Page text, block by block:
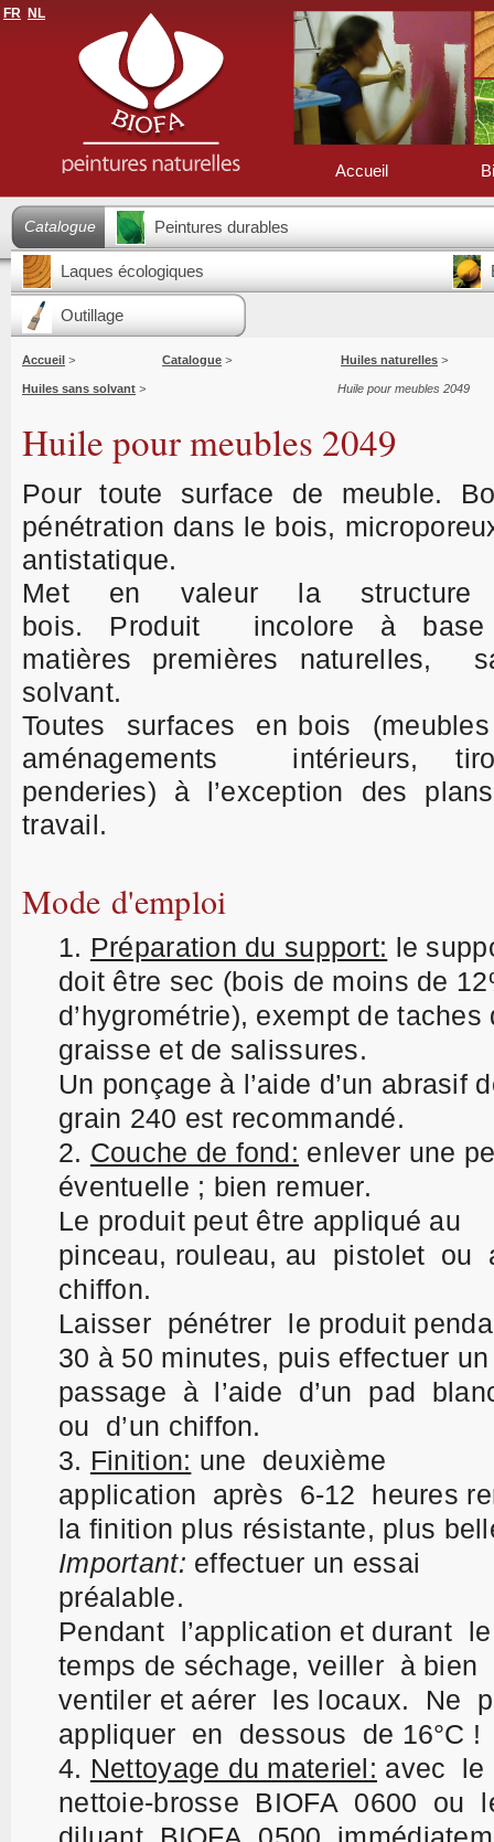
FR NL
Accueil
Catalogue Peintures durables
Laques écologiques
Outillage
Accueil > Catalogue > Huiles naturelles >
Huiles sans solvant > Huile pour meubles 2049
Huile pour meubles 2049
Pour toute surface de meuble.
pénétration dans le bois,
antistatique.
Met en valeur la structure
bois. Produit incolore à
matières premières naturelles,
solvant.
Toutes surfaces en bois
aménagements intérieurs,
penderies) à l’exception des
travail.
Mode d'emploi
Préparation du support: le
doit être sec (bois de moins de
d’hygrométrie), exempt de taches
graisse et de salissures.
Un ponçage à l’aide d’un abrasif
grain 240 est recommandé.
Couche de fond: enlever une
éventuelle ; bien remuer.
Le produit peut être appliqué au
pinceau, rouleau, au pistolet ou
chiffon.
Laisser pénétrer le produit
30 à 50 minutes, puis effectuer
passage à l’aide d’un pad
ou d’un chiffon.
Finition: une deuxième
application après 6-12 heures
la finition plus résistante, plus
Important: effectuer un essai
préalable.
Pendant l’application et durant
temps de séchage, veiller à bien
ventiler et aérer les locaux. Ne
appliquer en dessous de 16°C !
Nettoyage du materiel: avec le
nettoie-brosse BIOFA 0600 ou